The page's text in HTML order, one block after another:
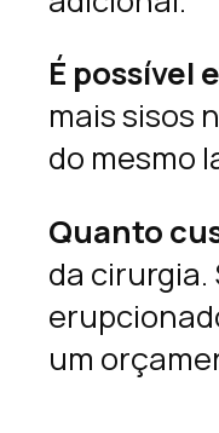
É possível
mais sisos
do mesmo
Quanto
da
um